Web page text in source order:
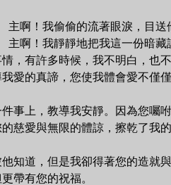
主啊！我偷偷的流著眼淚，目送
主啊！我靜靜地把我這一份暗藏
，有許多時候，我不明白，也
愛的真諦，您使我體會愛不僅
事上，教導我安靜。因為您囑
慈愛與無限的體諒，擦乾了我
知道，但是我卻得著您的造就與
帶有您的祝福。